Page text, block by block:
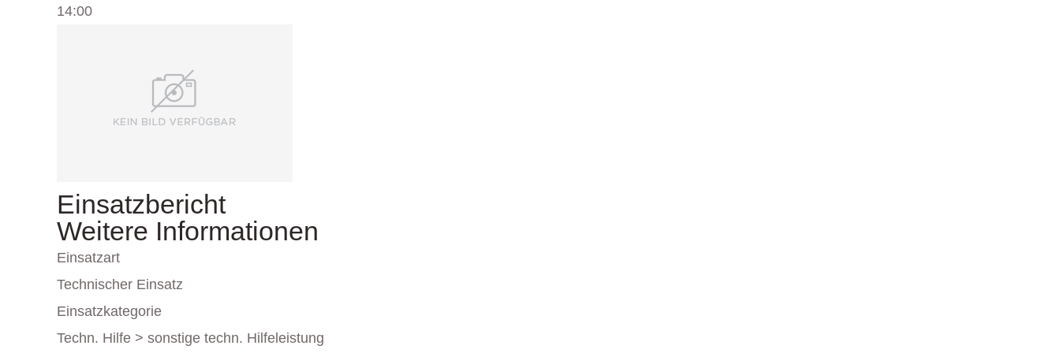
14:00
Einsatzbericht
Weitere Informationen
Einsatzart
Technischer Einsatz
Einsatzkategorie
Techn. Hilfe > sonstige techn. Hilfeleistung